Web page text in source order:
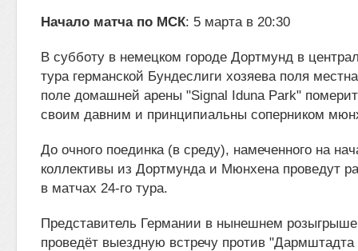
Начало матча по МСК: 5 марта в 20:30
В субботу в немецком городе Дортмунд в
тура германской Бундеслиги хозяева поля
поле домашней арены "Signal Iduna Park"
своим давним и принципиальны соперником
До очного поединка (в среду), намеченного на
коллективы из Дортмунда и Мюнхена проведут
в матчах 24-го тура.
Представитель Германии в нынешнем
проведёт выездную встречу против